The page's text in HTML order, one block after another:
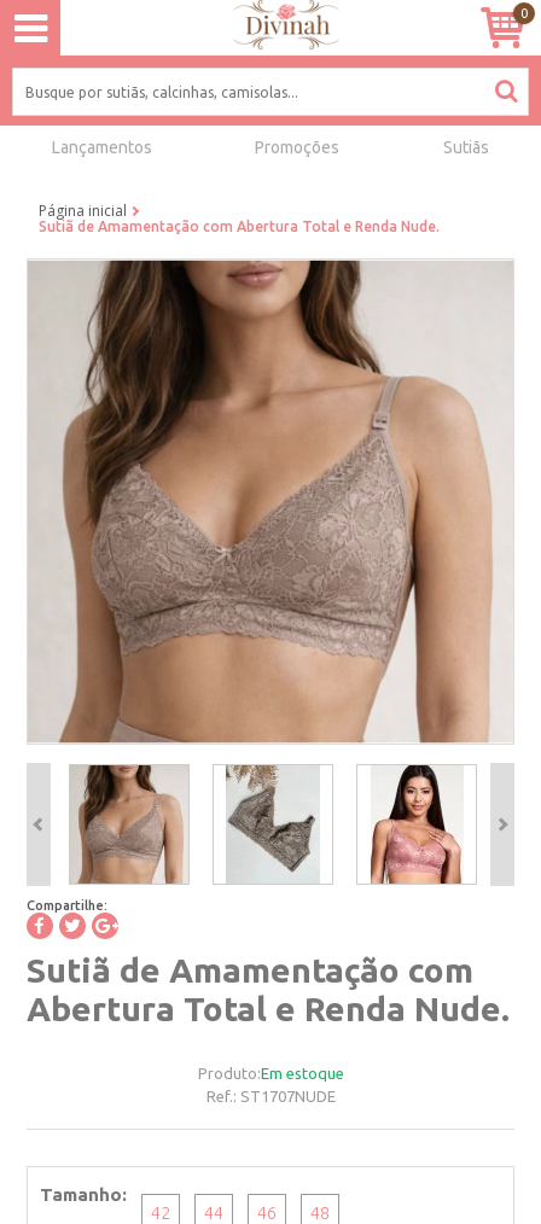
0
Lançamentos Promoções Sutiãs
Página inicial
Sutiã de Amamentação com Abertura Total e Renda Nude.
Compartilhe:
Sutiã de Amamentação com
Abertura Total e Renda Nude.
Produto:Em estoque
Ref.: ST1707NUDE
Tamanho
42 44 46 48